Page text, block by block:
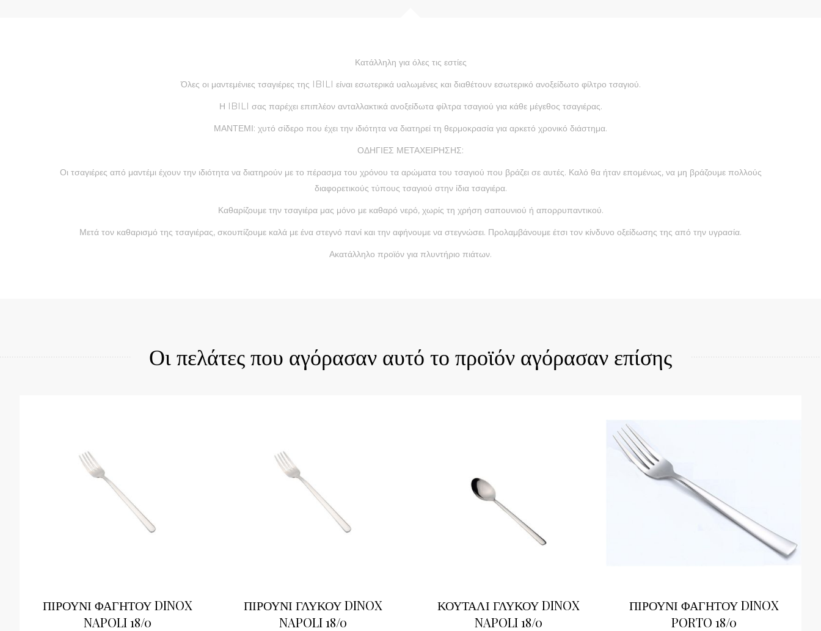
Κατάλληλη για όλες τις εστίες
Όλες οι μαντεμένιες τσαγιέρες της IBILI είναι εσωτερικά υαλωμένες και διαθέτουν εσωτερικό ανοξείδωτο φίλτρο τσαγιού.
Η IBILI σας παρέχει επιπλέον ανταλλακτικά ανοξείδωτα φίλτρα τσαγιού για κάθε μέγεθος τσαγιέρας.
ΜΑΝΤΕΜΙ: χυτό σίδερο που έχει την ιδιότητα να διατηρεί τη θερμοκρασία για αρκετό χρονικό διάστημα.
ΟΔΗΓΙΕΣ ΜΕΤΑΧΕΙΡΗΣΗΣ:
Οι τσαγιέρες από μαντέμι έχουν την ιδιότητα να διατηρούν με το πέρασμα του χρόνου τα αρώματα του τσαγιού που βράζει σε αυτές. Καλό θα ήταν επομένως, να μη βράζουμε πολλούς
διαφορετικούς τύπους τσαγιού στην ίδια τσαγιέρα.
Καθαρίζουμε την τσαγιέρα μας μόνο με καθαρό νερό, χωρίς τη χρήση σαπουνιού ή απορρυπαντικού.
Μετά τον καθαρισμό της τσαγιέρας, σκουπίζουμε καλά με ένα στεγνό πανί και την αφήνουμε να στεγνώσει. Προλαμβάνουμε έτσι τον κίνδυνο οξείδωσης της από την υγρασία.
Ακατάλληλο προϊόν για πλυντήριο πιάτων.
Οι πελάτες που αγόρασαν αυτό το προϊόν αγόρασαν επίσης
ΠΙΡΟΥΝΙ ΦΑΓΗΤΟΥ DINOX
NAPOLI 18/0
ΠΙΡΟΥΝΙ ΓΛΥΚΟΥ DINOX
NAPOLI 18/0
ΚΟΥΤΑΛΙ ΓΛΥΚΟΥ DINOX
NAPOLI 18/0
ΠΙΡΟΥΝΙ ΦΑΓΗΤΟΥ DINOX
PORTO 18/0